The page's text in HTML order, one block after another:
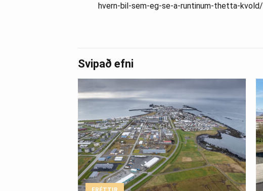
hvern-bil-sem-eg-se-a-runtinum-thetta-kvold/
Svipað efni